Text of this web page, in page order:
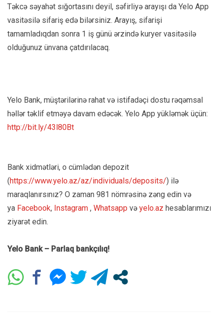
Təkcə səyahət sığortasını deyil, səfirliyə arayışı da Yelo App
vasitəsilə sifariş edə bilərsiniz. Arayış, sifarişi
tamamladıqdan sonra 1 iş günü ərzində kuryer vasitəsilə
olduğunuz ünvana çatdırılacaq.
Yelo Bank, müştərilərinə rahat və istifadəçi dostu rəqəmsal
həllər təklif etməyə davam edəcək. Yelo App yükləmək üçün:
http://bit.ly/43l80Bt
Bank xidmətləri, o cümlədən depozit
(https://www.yelo.az/az/individuals/deposits/) ilə
maraqlanırsınız? O zaman 981 nömrəsinə zəng edin və
ya Facebook, Instagram , Whatsapp və yelo.az hesablarımızı
ziyarət edin.
Yelo Bank – Parlaq bankçılıq!